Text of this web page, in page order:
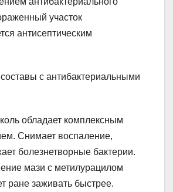
участок
антисептическим
с антибактериальными
обладает комплексным
Снимает воспаление,
болезнетворные бактерии.
мази с метилурацилом
ране заживать быстрее.